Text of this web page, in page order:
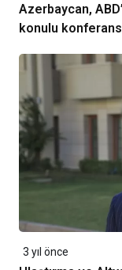
Azerbaycan,
konulu konferansa
3 yıl önce